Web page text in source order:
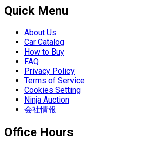
Quick Menu
About Us
Car Catalog
How to Buy
FAQ
Privacy Policy
Terms of Service
Cookies Setting
Ninja Auction
会社情報
Office Hours